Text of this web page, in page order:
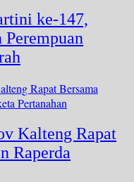
ke-147,
Perempuan
Kalteng Rapat
Raperda